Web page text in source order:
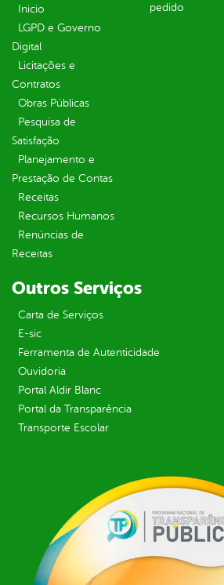
Inicio
LGPD e Governo
Digital
Licitações e
Contratos
Obras Públicas
Pesquisa de
Satisfação
Planejamento e
Prestação de Contas
Receitas
Recursos Humanos
Renúncias de
Receitas
pedido
Outros Serviços
Carta de Serviços
E-sic
Ferramenta de Autenticidade
Ouvidoria
Portal Aldir Blanc
Portal da Transparência
Transporte Escolar